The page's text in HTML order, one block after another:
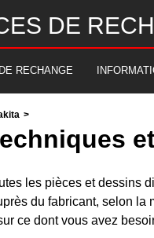
DE
RECHANGE
>
les pièces et dessins
du fabricant, selon la
ce dont vous avez